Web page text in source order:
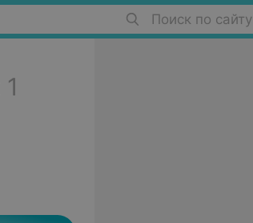
Поиск по сайту
1